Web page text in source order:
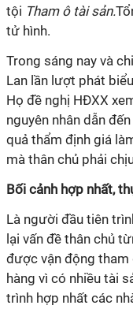
tội Tham ô tài sản.
tử hình.
Trong sáng nay và
Lan lần lượt phát
Họ đề nghị HĐXX
nguyên nhân dẫn
quả thẩm định giá
mà thân chủ phải
Bối cảnh hợp nhất,
Là người đầu tiên
lại vấn đề thân chủ
được vận động tham
hàng vì có nhiều tài
trình hợp nhất các